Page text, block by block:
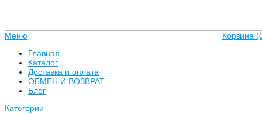
Корзина
Меню
Главная
Каталог
Доставка и оплата
ОБМЕН И ВОЗВРАТ
Блог
Категории